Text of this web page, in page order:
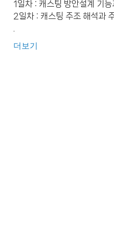
1일차 : 캐스팅 방안설계 기능
2일차 : 캐스팅 주조 해석과
더보기